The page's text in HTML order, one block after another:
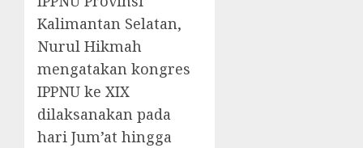
Kalimantan Selatan,
Nurul Hikmah
mengatakan kongres
IPPNU ke XIX
dilaksanakan pada
hari Jum’at hingga